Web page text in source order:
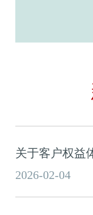
关于客户权益
2026-02-04